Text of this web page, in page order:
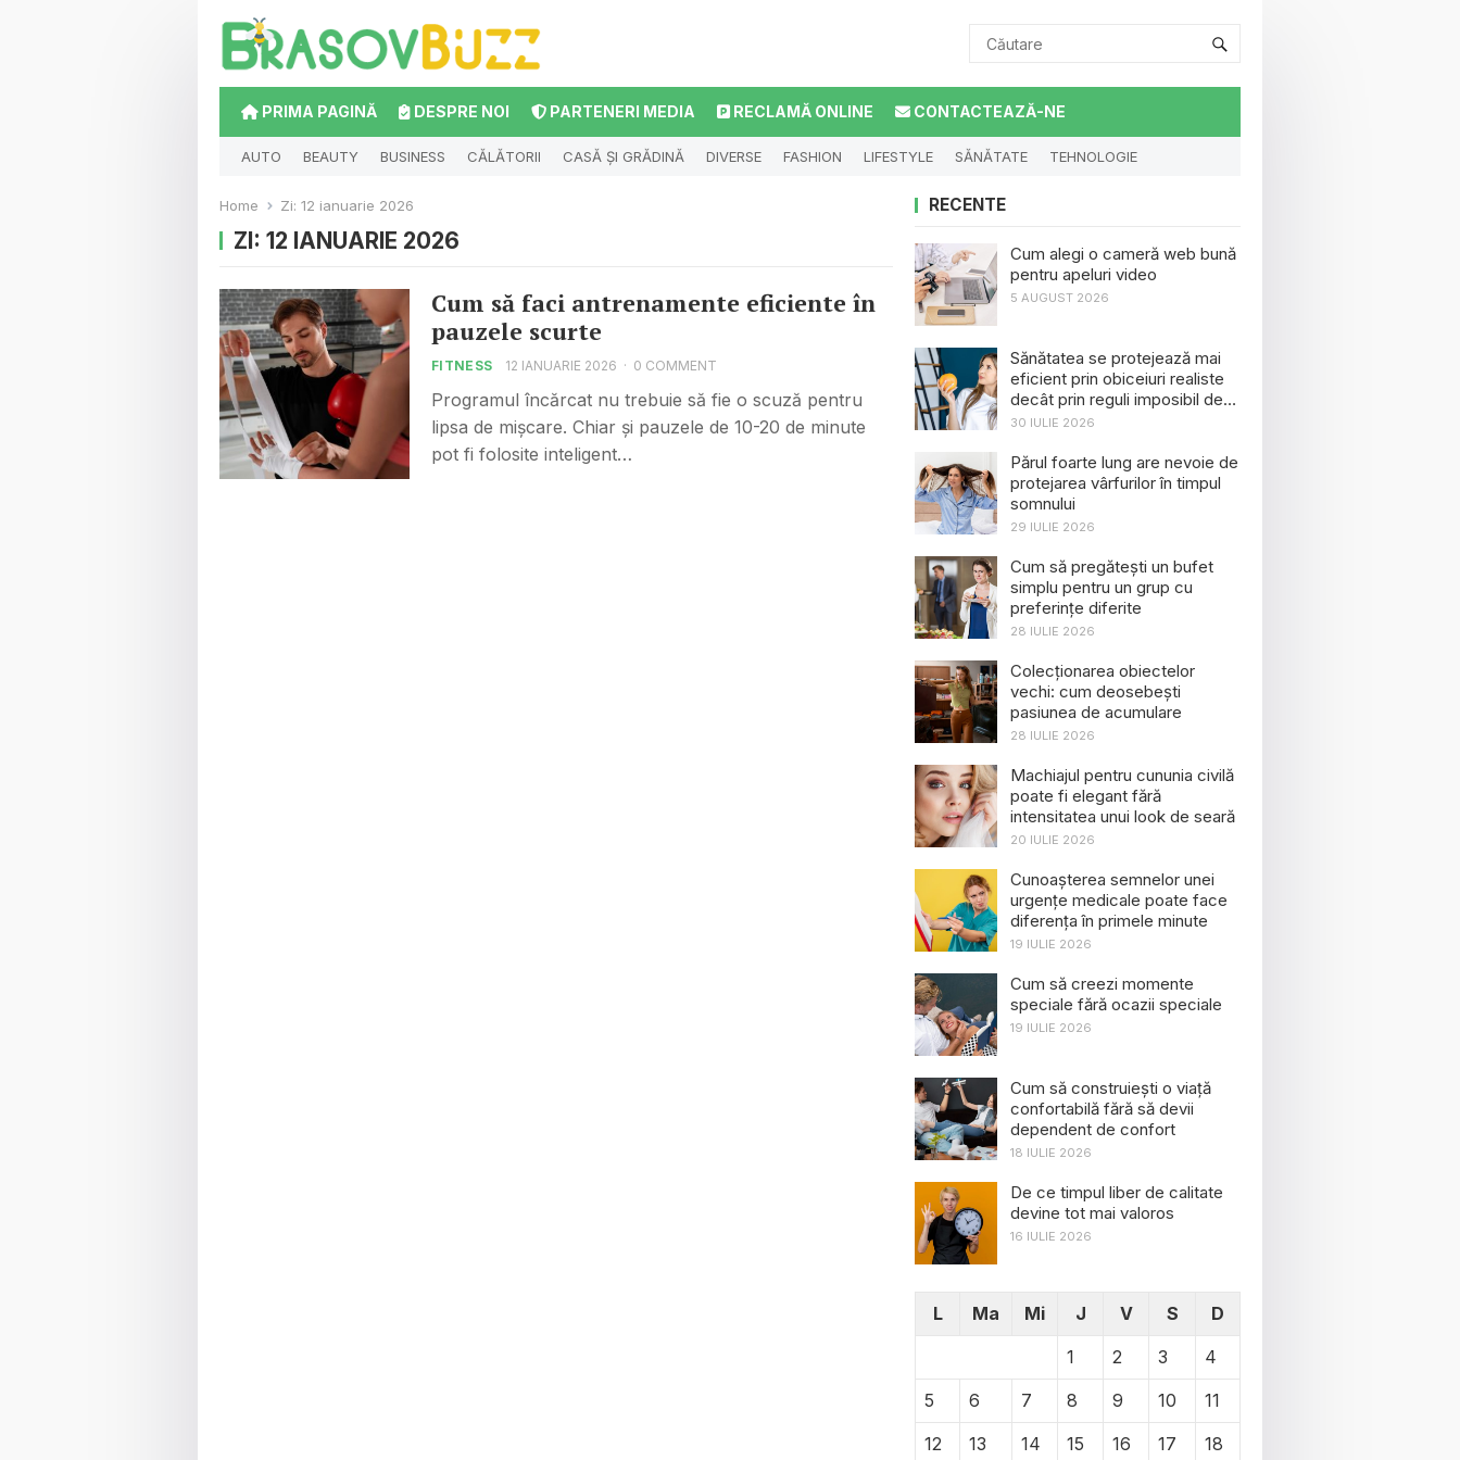
PRIMA PAGINĂ DESPRE NOI PARTENERI MEDIA RECLAMĂ ONLINE CONTACTEAZĂ-NE
AUTO BEAUTY BUSINESS CĂLĂTORII CASĂ ȘI GRĂDINĂ DIVERSE FASHION LIFESTYLE SĂNĂTATE TEHNOLOGIE
Home Zi: 12 ianuarie 2026
ZI: 12 IANUARIE 2026
Cum să faci antrenamente eficiente în
pauzele scurte
FITNESS 12 IANUARIE 2026 · 0 COMMENT
Programul încărcat nu trebuie să fie o scuză pentru
lipsa de mișcare. Chiar și pauzele de 10-20 de minute
pot fi folosite inteligent…
RECENTE
Cum alegi o cameră web bună
pentru apeluri video
5 AUGUST 2026
Sănătatea se protejează mai
eficient prin obiceiuri realiste
decât prin reguli imposibil de
menținut
30 IULIE 2026
Părul foarte lung are nevoie de
protejarea vârfurilor în timpul
somnului
29 IULIE 2026
Cum să pregătești un bufet
simplu pentru un grup cu
preferințe diferite
28 IULIE 2026
Colecționarea obiectelor
vechi: cum deosebești
pasiunea de acumulare
28 IULIE 2026
Machiajul pentru cununia civilă
poate fi elegant fără
intensitatea unui look de seară
20 IULIE 2026
Cunoașterea semnelor unei
urgențe medicale poate face
diferența în primele minute
19 IULIE 2026
Cum să creezi momente
speciale fără ocazii speciale
19 IULIE 2026
Cum să construiești o viață
confortabilă fără să devii
dependent de confort
18 IULIE 2026
De ce timpul liber de calitate
devine tot mai valoros
16 IULIE 2026
L Ma Mi J V S
D
1
2 3
4
5
6 7 8 9 10
11
12
13 14 15 16 17 18